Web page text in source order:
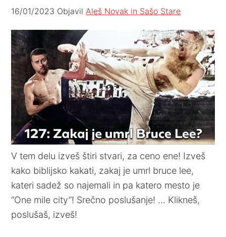
16/01/2023 ObjavilAleš Novak in Sašo Stare
V tem delu izveš štiri stvari, za ceno ene! Izveš
kako biblijsko kakati, zakaj je umrl bruce lee,
kateri sadež so najemali in pa katero mesto je
“One mile city”! Srečno poslušanje! … Klikneš,
poslušaš, izveš!